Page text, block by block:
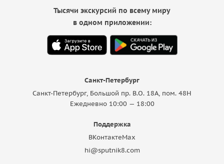
Санкт-Петербург
Санкт-Петербург, Большой пр. В.О. 18A, пом. 48Н
Ежедневно 10:00 — 18:00
Поддержка
ВКонтактеMax
hi@sputnik8.com
Тысячи экскурсий по всему миру
в одном приложении: